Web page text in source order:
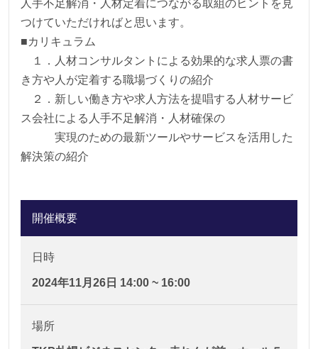
人手不足解消・人材定着につながる取組のヒントを見
つけていただければと思います。
■カリキュラム
１．人材コンサルタントによる効果的な求人票の書
き方や人が定着する職場づくりの紹介
２．新しい働き方や求人方法を提唱する人材サービ
ス会社による人手不足解消・人材確保の
実現のための最新ツールやサービスを活用した
解決策の紹介
開催概要
日時
2024年11月26日 14:00 ~ 16:00
場所